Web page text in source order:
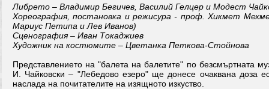
Либрето – Владимир Бегичев, Василий Гелцер и Модест
Хореография, постановка и режисура - проф. Хикмет
Мариус Петипа и Лев Иванов)
Сценография – Иван Токаджиев
Художник на костюмите – Цветанка Петкова-Стойнова
Представлението на "балета на балетите" по безсмъртната
И. Чайковски – "Лебедово езеро" ще донесе очаквана доза
наслада на почитателите на изящното изкуство.